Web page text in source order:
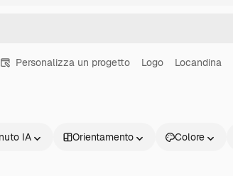
Personalizza un progetto Logo Locandina
IA Orientamento Colore